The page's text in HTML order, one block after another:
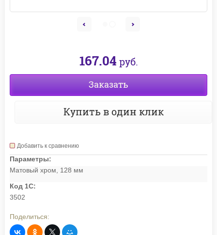
167.04 руб.
Заказать
Купить в один клик
Добавить к сравнению
Параметры:
Матовый хром, 128 мм
Код 1С:
3502
Поделиться: